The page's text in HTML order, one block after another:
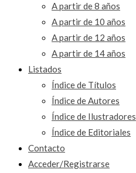
A partir de 8 años
A partir de 10 años
A partir de 12 años
A partir de 14 años
Listados
Índice de Títulos
Índice de Autores
Índice de Ilustradores
Índice de Editoriales
Contacto
Acceder/Registrarse